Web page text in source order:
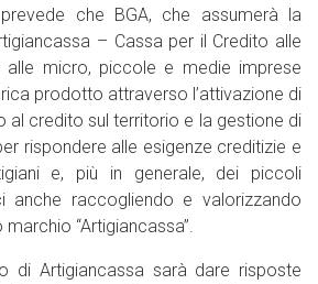
prevede che BGA, che assumerà la
– Cassa per il Credito alle
alle micro, piccole e medie imprese
prodotto attraverso l’attivazione di
al credito sul territorio e la gestione di
rispondere alle esigenze creditizie e
e, più in generale, dei piccoli
anche raccogliendo e valorizzando
“Artigiancassa”.
di Artigiancassa sarà dare risposte